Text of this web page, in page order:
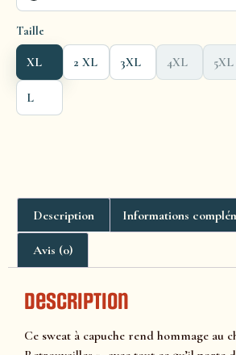
Taille
XL 2 XL 3XL 4XL 5XL
L
Description Informations
Avis (0)
Description
Ce sweat à capuche rend hommage au